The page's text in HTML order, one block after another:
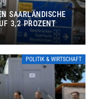
SAARLÄNDISCHE
3,2 PROZENT
POLITIK & WIRTSCHAFT